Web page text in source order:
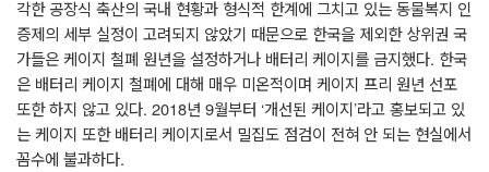
각한 공장식 축산의 국내 현황과 형식적 한계에 그치고 있는 동물복지 인
증제의 세부 실정이 고려되지 않았기 때문으로 한국을 제외한 상위권 국
가들은 케이지 철폐 원년을 설정하거나 배터리 케이지를 금지했다. 한국
은 배터리 케이지 철폐에 대해 매우 미온적이며 케이지 프리 원년 선포
또한 하지 않고 있다. 2018년 9월부터 ‘개선된 케이지’라고 홍보되고 있
는 케이지 또한 배터리 케이지로서 밀집도 점검이 전혀 안 되는 현실에서
꼼수에 불과하다.